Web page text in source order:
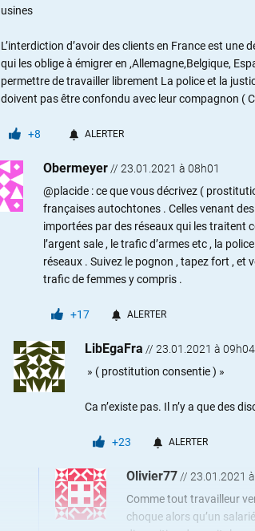
usines
L’interdiction d’avoir des clients en France est une
qui les oblige à émigrer en ,Allemagne,Belgique,
permettre de travailler librement La police et la
doivent pas être confondu avec leur compagnon (
+8 ALERTER
Obermeyer // 23.01.2021 à 08h01
@placide : ce que vous décrivez (
françaises autochtones . Celles venant
importées par des réseaux qui les traitent
l’argent sale , le trafic d’armes etc , la
réseaux . Suivez le pognon , tapez fort ,
trafic de femmes y compris .
+17 ALERTER
LibEgaFra // 23.01.2021 à 09h04
» ( prostitution consentie ) »
Ca n’existe pas. Il n’y a que des
+23 ALERTER
Olivier77 // 23.01.2021
Comme tout travailleur
choque alors qu’un